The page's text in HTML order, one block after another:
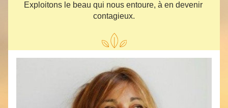
Exploitons le beau qui nous entoure, à en devenir
contagieux.